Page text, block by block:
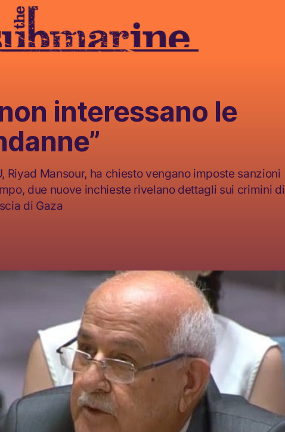
interessano le
Riyad Mansour, ha chiesto vengano imposte sanzioni
due nuove inchieste rivelano dettagli sui crimini di
di Gaza